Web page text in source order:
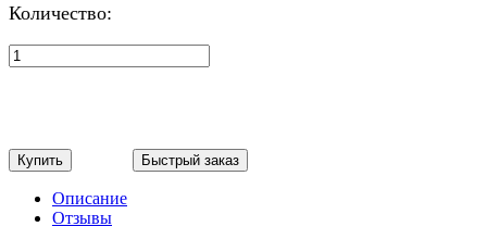
Количество:
Купить Быстрый заказ
Описание
Отзывы